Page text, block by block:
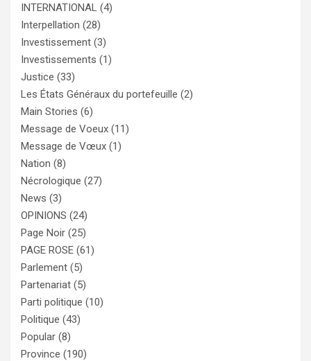
INTERNATIONAL (4)
Interpellation (28)
Investissement (3)
Investissements (1)
Justice (33)
Les États Généraux du portefeuille (2)
Main Stories (6)
Message de Voeux (11)
Message de Vœux (1)
Nation (8)
Nécrologique (27)
News (3)
OPINIONS (24)
Page Noir (25)
PAGE ROSE (61)
Parlement (5)
Partenariat (5)
Parti politique (10)
Politique (43)
Popular (8)
Province (190)